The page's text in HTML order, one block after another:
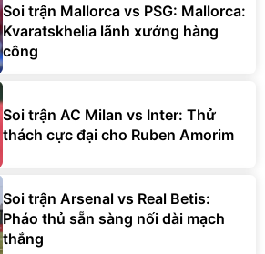
Soi trận Mallorca vs PSG: Mallorca:
Kvaratskhelia lãnh xướng hàng
công
Soi trận AC Milan vs Inter: Thử
thách cực đại cho Ruben Amorim
Soi trận Arsenal vs Real Betis:
Pháo thủ sẵn sàng nối dài mạch
thắng